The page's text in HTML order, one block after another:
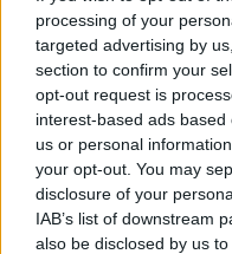
processing of your
targeted advertising by
section to confirm your
opt-out request is
interest-based ads
us or personal
your opt-out. You may
disclosure of your
IAB’s list of downstream
also be disclosed by us